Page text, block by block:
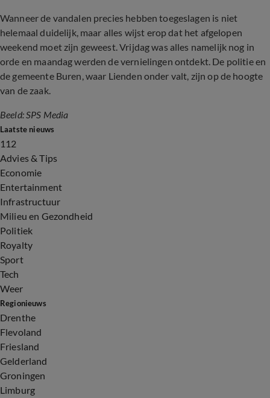
Wanneer de vandalen precies hebben toegeslagen is niet
helemaal duidelijk, maar alles wijst erop dat het afgelopen
weekend moet zijn geweest. Vrijdag was alles namelijk nog in
orde en maandag werden de vernielingen ontdekt. De politie en
de gemeente Buren, waar Lienden onder valt, zijn op de hoogte
van de zaak.
Beeld: SPS Media
Laatste nieuws
112
Advies & Tips
Economie
Entertainment
Infrastructuur
Milieu en Gezondheid
Politiek
Royalty
Sport
Tech
Weer
Regionieuws
Drenthe
Flevoland
Friesland
Gelderland
Groningen
Limburg